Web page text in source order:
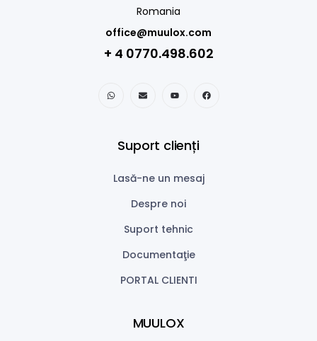
Romania
office@muulox.com
+ 4 0770.498.602
Suport clienți
Lasă-ne un mesaj
Despre noi
Suport tehnic
Documentaţie
PORTAL CLIENTI
MUULOX